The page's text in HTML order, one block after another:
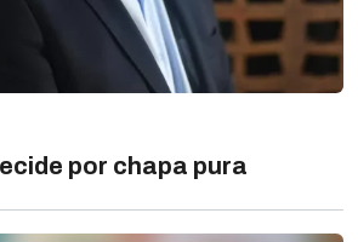
por chapa pura